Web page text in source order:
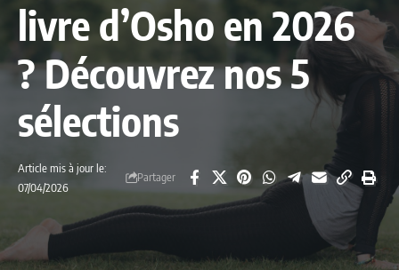
livre d’Osho en 2026
? Découvrez nos 5
sélections
Article mis à jour le:
07/04/2026
Partager